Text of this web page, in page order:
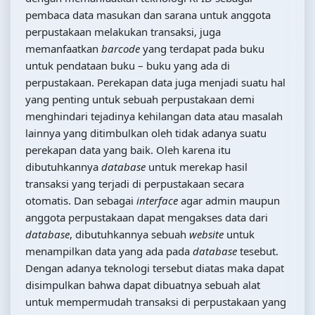
pembaca data masukan dan sarana untuk anggota
perpustakaan melakukan transaksi, juga
memanfaatkan barcode yang terdapat pada buku
untuk pendataan buku – buku yang ada di
perpustakaan. Perekapan data juga menjadi suatu hal
yang penting untuk sebuah perpustakaan demi
menghindari tejadinya kehilangan data atau masalah
lainnya yang ditimbulkan oleh tidak adanya suatu
perekapan data yang baik. Oleh karena itu
dibutuhkannya database untuk merekap hasil
transaksi yang terjadi di perpustakaan secara
otomatis. Dan sebagai interface agar admin maupun
anggota perpustakaan dapat mengakses data dari
database, dibutuhkannya sebuah website untuk
menampilkan data yang ada pada database tesebut.
Dengan adanya teknologi tersebut diatas maka dapat
disimpulkan bahwa dapat dibuatnya sebuah alat
untuk mempermudah transaksi di perpustakaan yang